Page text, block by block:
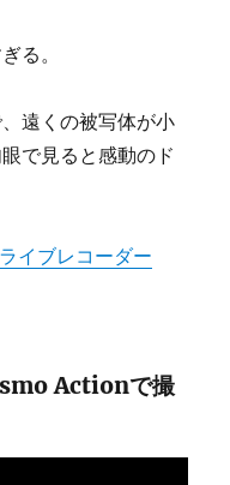
る。
遠くの被写体が小
で見ると感動のド
イブレコーダー
Actionで撮